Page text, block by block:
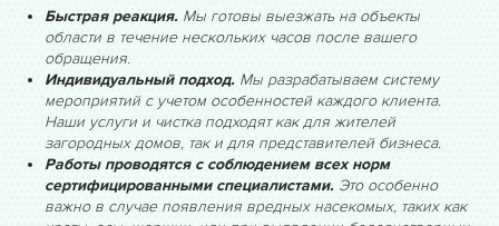
Быстрая реакция. Мы готовы выезжать на объекты
области в течение нескольких часов после вашего
обращения.
Индивидуальный подход. Мы разрабатываем систему
мероприятий с учетом особенностей каждого клиента.
Наши услуги и чистка подходят как для жителей
загородных домов, так и для представителей бизнеса.
Работы проводятся с соблюдением всех норм
сертифицированными специалистами. Это особенно
важно в случае появления вредных насекомых, таких как